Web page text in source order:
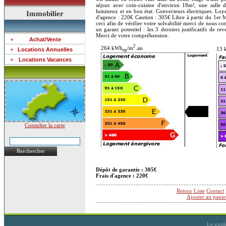
Immobilier
Achat/Vente
Locations Annuelles
Locations Vacances
Consulter la carte
Rerchercher
séjour avec coin-cuisine d'environ 18m², une salle
lumineux et en bon état. Convecteurs électriques.
d'agence : 220€ Caution : 305€ Libre à partir du 1er
ceci afin de vérifier votre solvabilité merci de nous
un garant potentiel : les 3 derniers justificatifs de
Merci de votre compréhension.
264 kWhep/m2 .an 13
Dépôt de garantie : 305€
Frais d'agence : 220€
Retour Liste Contact
Ajouter au
Le